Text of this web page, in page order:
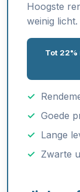
Hoogste
weinig
Tot 22%
Goede
Lange
Zwarte